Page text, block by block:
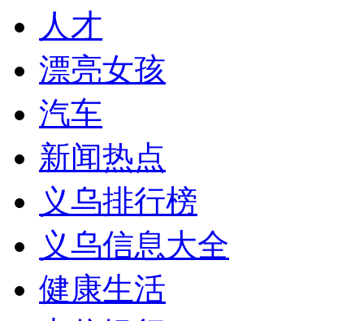
人才
漂亮女孩
汽车
新闻热点
义乌排行榜
义乌信息大全
健康生活